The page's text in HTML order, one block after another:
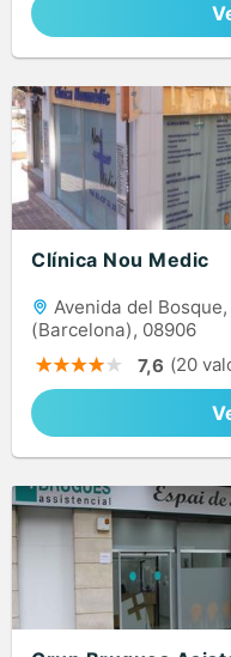
Clínica Nou Medic
Avenida del
(Barcelona), 08906
7,6 (20